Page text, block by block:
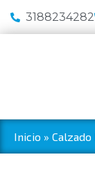
3188234282
Inicio »